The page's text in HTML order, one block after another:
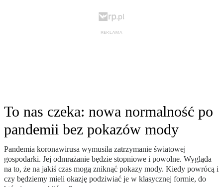
To nas czeka: nowa normalność po
pandemii bez pokazów mody
Pandemia koronawirusa wymusiła zatrzymanie światowej
gospodarki. Jej odmrażanie będzie stopniowe i powolne. Wygląda
na to, że na jakiś czas mogą zniknąć pokazy mody. Kiedy powrócą i
czy będziemy mieli okazję podziwiać je w klasycznej formie, do